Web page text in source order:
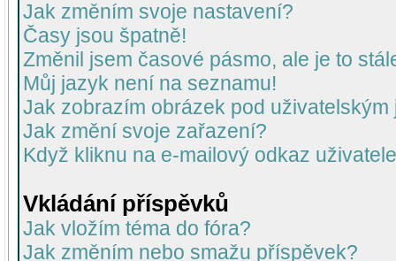
Jak změním svoje nastavení?
Časy jsou špatně!
Změnil jsem časové pásmo, ale je to
Můj jazyk není na seznamu!
Jak zobrazím obrázek pod uživatelským
Jak změní svoje zařazení?
Když kliknu na e-mailový odkaz
Vkládání příspěvků
Jak vložím téma do fóra?
Jak změním nebo smažu příspěvek?